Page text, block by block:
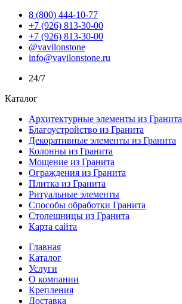
8 (800) 444-10-77
+7 (926) 813-30-00
+7 (926) 813-30-00
@vavilonstone
info@vavilonstone.ru
24/7
Каталог
Архитектурные элементы из Гранита
Благоустройство из Гранита
Декоративные элементы из Гранита
Колонны из Гранита
Мощение из Гранита
Ограждения из Гранита
Плитка из Гранита
Ритуальные элементы
Способы обработки Гранита
Столешницы из Гранита
Карта сайта
Главная
Каталог
Услуги
О компании
Крепления
Доставка